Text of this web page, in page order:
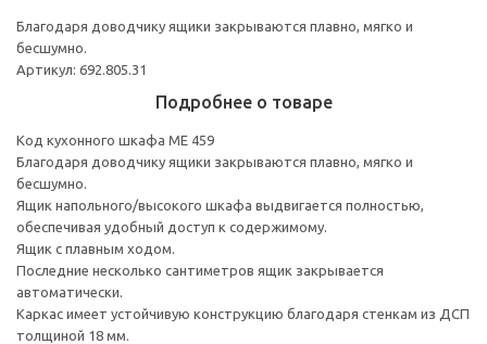
Благодаря доводчику ящики закрываются плавно, мягко и
бесшумно.
Артикул: 692.805.31
Подробнее о товаре
Код кухонного шкафа ME 459
Благодаря доводчику ящики закрываются плавно, мягко и
бесшумно.
Ящик напольного/высокого шкафа выдвигается полностью,
обеспечивая удобный доступ к содержимому.
Ящик с плавным ходом.
Последние несколько сантиметров ящик закрывается
автоматически.
Каркас имеет устойчивую конструкцию благодаря стенкам из ДСП
толщиной 18 мм.